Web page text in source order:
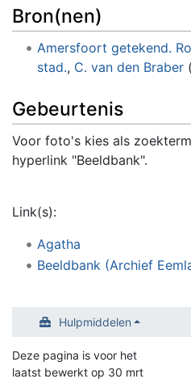
Bron(nen)
Amersfoort getekend.
stad., C. van den Braber
Gebeurtenis
Voor foto's kies als
hyperlink "Beeldbank".
Link(s):
Agatha
Beeldbank (Archief
Hulpmiddelen
Deze pagina is voor het
laatst bewerkt op 30 mrt